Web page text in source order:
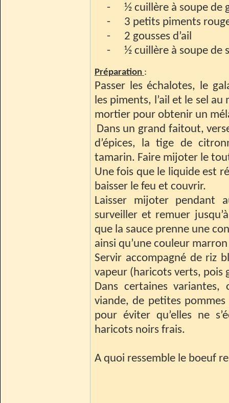
-
½ cuillère à soupe de
-
3 petits piments
-
2 gousses d’ail
-
½ cuillère à soupe de
Préparation :
Passer les échalotes, le
les piments, l’ail et le sel
mortier pour obtenir un
Dans un grand faitout,
d’épices, la tige de
tamarin. Faire mijoter le
Une fois que le liquide est
baisser le feu et couvrir.
Laisser mijoter pendant
surveiller et remuer
que la sauce prenne une
ainsi qu’une couleur
Servir accompagné de riz
vapeur (haricots verts, pois
Dans certaines
viande, de petites
pour éviter qu’elles ne
haricots noirs frais.
A quoi ressemble le boeuf